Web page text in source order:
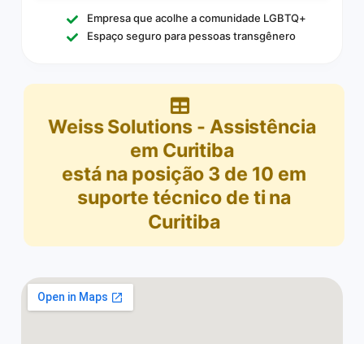
Empresa que acolhe a comunidade LGBTQ+
Espaço seguro para pessoas transgênero
Weiss Solutions - Assistência
em Curitiba
está na posição 3 de 10 em
suporte técnico de ti na
Curitiba